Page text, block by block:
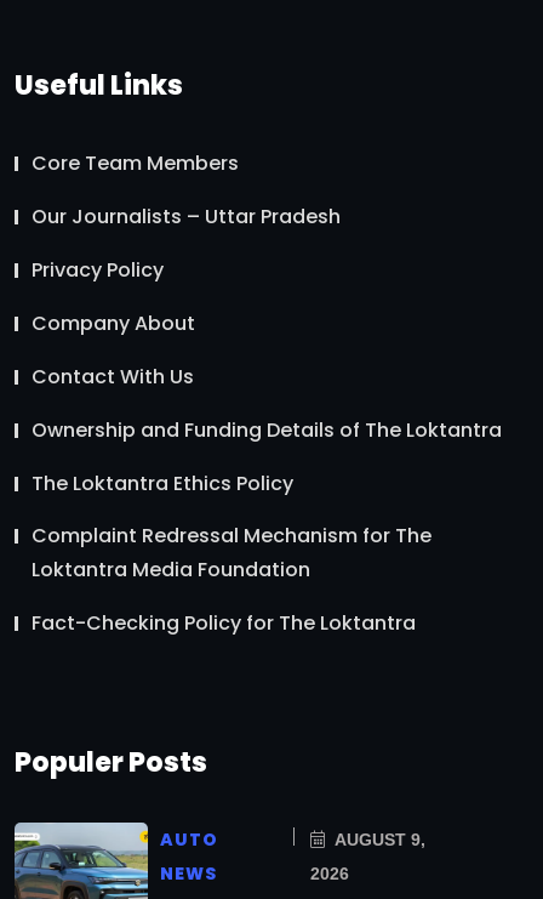
Useful Links
Core Team Members
Our Journalists – Uttar Pradesh
Privacy Policy
Company About
Contact With Us
Ownership and Funding Details of The Loktantra
The Loktantra Ethics Policy
Complaint Redressal Mechanism for The
Loktantra Media Foundation
Fact-Checking Policy for The Loktantra
Populer Posts
AUTO
NEWS
AUGUST 9,
2026